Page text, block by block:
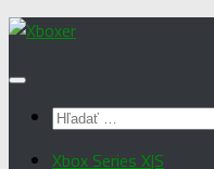
Preskočiť
obsah
Hľadať:
Xbox Series X|S